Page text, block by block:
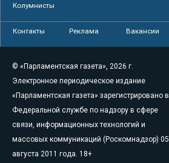
Колумнисты
Контакты Реклама Вакансии
© «Парламентская газета», 2026 г.
Электронное периодическое издание
«Парламентская газета» зарегистрировано в
Федеральной службе по надзору в сфере
связи, информационных технологий и
массовых коммуникаций (Роскомнадзор) 05
августа 2011 года. 18+